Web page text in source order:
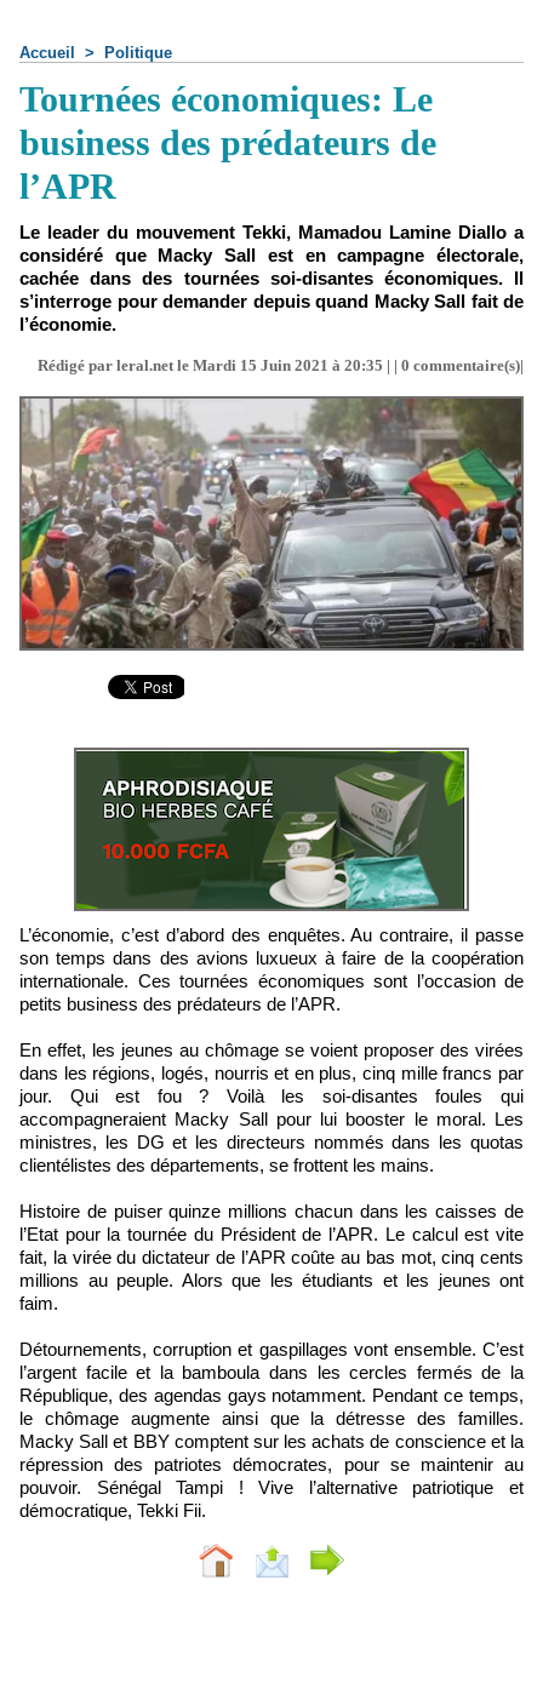
Accueil > Politique
Tournées économiques: Le
business des prédateurs de
l’APR
Le leader du mouvement Tekki, Mamadou Lamine Diallo a
considéré que Macky Sall est en campagne électorale,
cachée dans des tournées soi-disantes économiques. Il
s’interroge pour demander depuis quand Macky Sall fait de
l’économie.
Rédigé par leral.net le Mardi 15 Juin 2021 à 20:35 | | 0 commentaire(s)|
L’économie, c’est d’abord des enquêtes. Au contraire, il passe
son temps dans des avions luxueux à faire de la coopération
internationale. Ces tournées économiques sont l’occasion de
petits business des prédateurs de l’APR.
En effet, les jeunes au chômage se voient proposer des virées
dans les régions, logés, nourris et en plus, cinq mille francs par
jour. Qui est fou ? Voilà les soi-disantes foules qui
accompagneraient Macky Sall pour lui booster le moral. Les
ministres, les DG et les directeurs nommés dans les quotas
clientélistes des départements, se frottent les mains.
Histoire de puiser quinze millions chacun dans les caisses de
l’Etat pour la tournée du Président de l’APR. Le calcul est vite
fait, la virée du dictateur de l’APR coûte au bas mot, cinq cents
millions au peuple. Alors que les étudiants et les jeunes ont
faim.
Détournements, corruption et gaspillages vont ensemble. C’est
l’argent facile et la bamboula dans les cercles fermés de la
République, des agendas gays notamment. Pendant ce temps,
le chômage augmente ainsi que la détresse des familles.
Macky Sall et BBY comptent sur les achats de conscience et la
répression des patriotes démocrates, pour se maintenir au
pouvoir. Sénégal Tampi ! Vive l’alternative patriotique et
démocratique, Tekki Fii.